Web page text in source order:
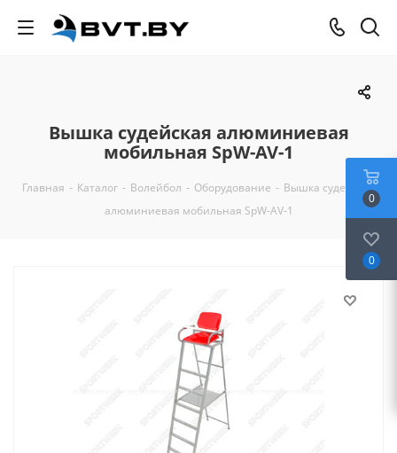
Вышка судейская алюминиевая
мобильная SpW-AV-1
Главная - Каталог - Волейбол - Оборудование - Вышка судейская
алюминиевая мобильная SpW-AV-1
0
0